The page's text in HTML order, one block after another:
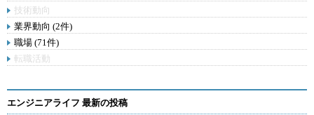
技術動向
業界動向 (2件)
職場 (71件)
転職活動
エンジニアライフ 最新の投稿